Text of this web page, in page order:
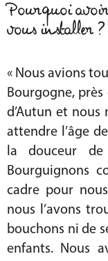
Pourquoi
vous installer ?
« Nous avions
Bourgogne,
d’Autun et nous
attendre l’âge
la douceur
Bourguignons
cadre pour
nous l’avons
bouchons ni de
enfants. Nous